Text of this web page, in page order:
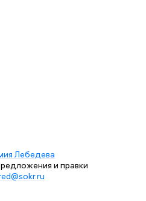
Лебедева
и правки